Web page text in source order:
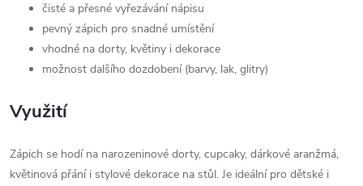
čisté a přesné vyřezávání nápisu
pevný zápich pro snadné umístění
vhodné na dorty, květiny i dekorace
možnost dalšího dozdobení (barvy, lak, glitry)
Využití
Zápich se hodí na narozeninové dorty, cupcaky, dárkové aranžmá,
květinová přání i stylové dekorace na stůl. Je ideální pro dětské i